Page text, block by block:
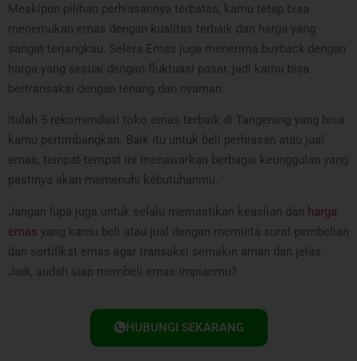
Meskipun pilihan perhiasannya terbatas, kamu tetap bisa
menemukan emas dengan kualitas terbaik dan harga yang
sangat terjangkau. Selera Emas juga menerima buyback dengan
harga yang sesuai dengan fluktuasi pasar, jadi kamu bisa
bertransaksi dengan tenang dan nyaman.
Itulah 5 rekomendasi toko emas terbaik di Tangerang yang bisa
kamu pertimbangkan. Baik itu untuk beli perhiasan atau jual
emas, tempat-tempat ini menawarkan berbagai keunggulan yang
pastinya akan memenuhi kebutuhanmu.
Jangan lupa juga untuk selalu memastikan keaslian dan harga
emas yang kamu beli atau jual dengan meminta surat pembelian
dan sertifikat emas agar transaksi semakin aman dan jelas.
Jadi, sudah siap membeli emas impianmu?
HUBUNGI SEKARANG